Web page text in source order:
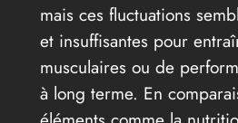
mais ces fluctuations
et insuffisantes pour
musculaires ou de
à long terme. En